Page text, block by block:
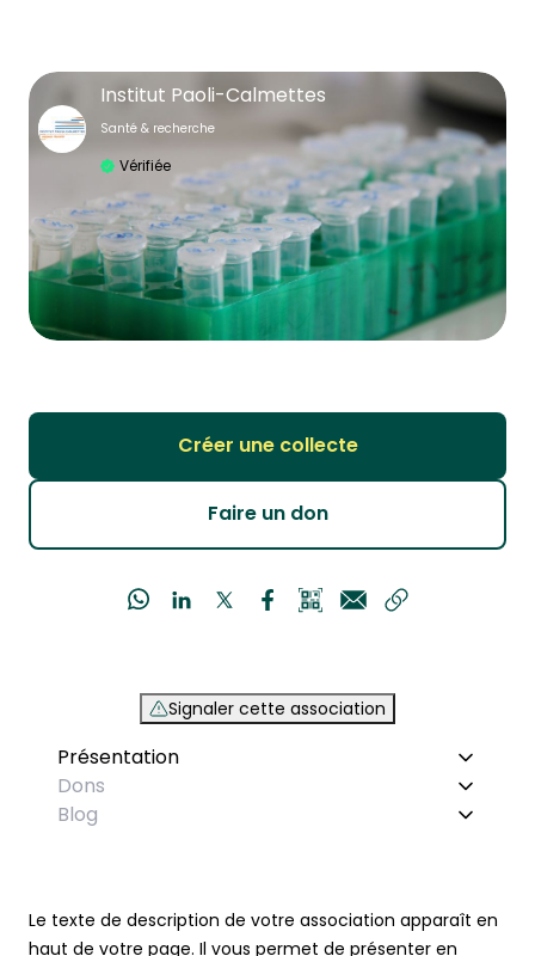
Institut Paoli-Calmettes
Santé & recherche
Vérifiée
Créer une collecte
Faire un don
Signaler cette association
Présentation
Dons
Blog
Le texte de description de votre association apparaît en
haut de votre page. Il vous permet de présenter en